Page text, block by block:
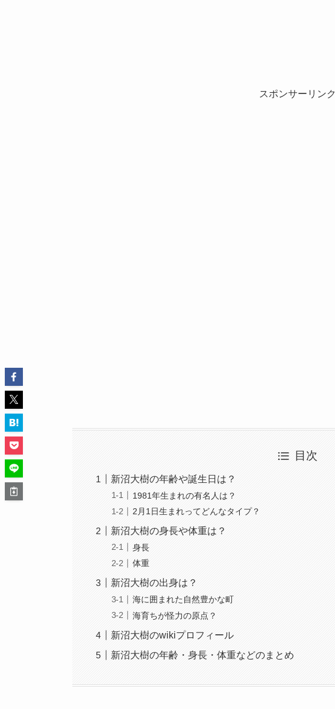
スポンサーリンク
目次
新沼大樹の年齢や誕生日は？
1981年生まれの有名人は？
2月1日生まれってどんなタイプ？
新沼大樹の身長や体重は？
身長
体重
新沼大樹の出身は？
海に囲まれた自然豊かな町
海育ちが怪力の原点？
新沼大樹のwikiプロフィール
新沼大樹の年齢・身長・体重などのまとめ